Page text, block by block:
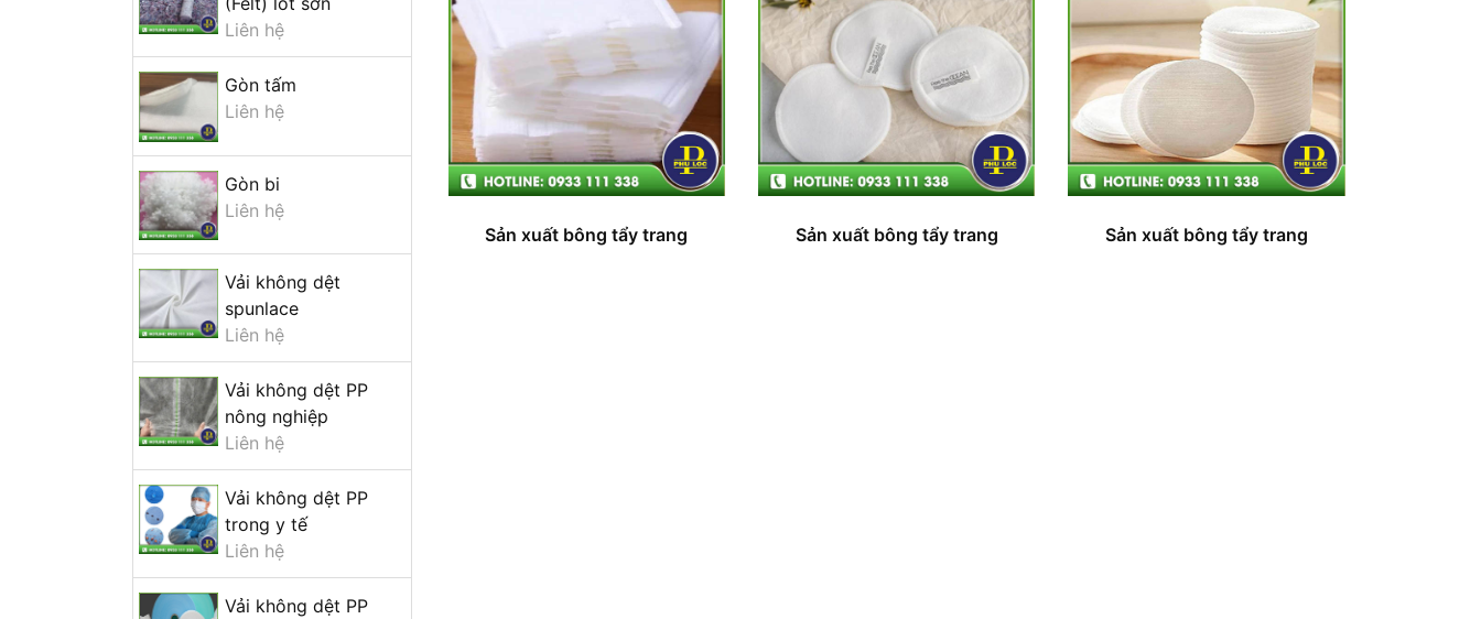
Liên hệ
Gòn tấm
Liên hệ
Gòn bi
Liên hệ
Vải không dệt
spunlace
Liên hệ
Vải không dệt PP
nông nghiệp
Liên hệ
Vải không dệt PP
trong y tế
Liên hệ
Vải không dệt PP
Sản xuất bông tẩy trang Sản xuất bông tẩy trang Sản xuất bông tẩy trang